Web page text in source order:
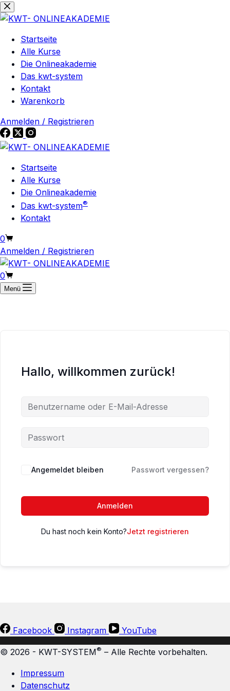
Zum
Inhalt
Zum
Inhalt
Startseite
Alle Kurse
Die Onlineakademie
Das kwt-system
Kontakt
Warenkorb
Anmelden / Registrieren
Startseite
Alle Kurse
Die Onlineakademie
Das kwt-system®
Kontakt
Warenkorb
0
Anmelden / Registrieren
Warenkorb
0
Menü
Hallo, willkommen zurück!
Angemeldet bleiben Passwort vergessen?
Anmelden
Du hast noch kein Konto?Jetzt registrieren
Facebook Instagram YouTube
© 2026 - KWT-SYSTEM® – Alle Rechte vorbehalten.
Impressum
Datenschutz